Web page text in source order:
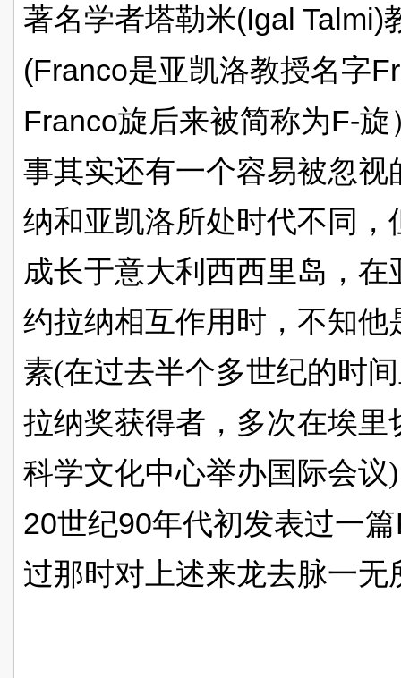
著名学者塔勒米(Igal Talmi)
(Franco是亚凯洛教授名字
Franco旋后来被简称为F-旋
事其实还有一个容易被忽
纳和亚凯洛所处时代不同
成长于意大利西西里岛，
约拉纳相互作用时，不知
素(在过去半个多世纪的时
拉纳奖获得者，多次在埃里
科学文化中心举办国际会
20世纪90年代初发表过一篇
过那时对上述来龙去脉一无